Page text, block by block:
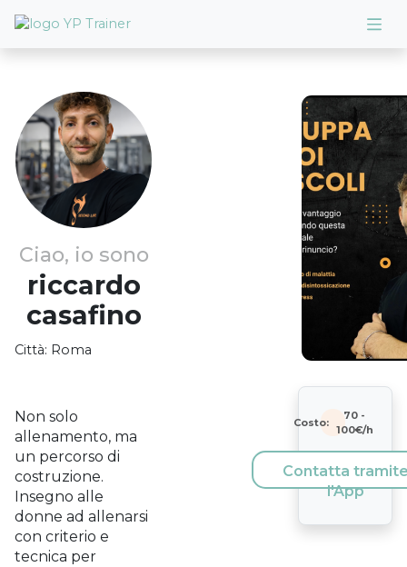
Ciao, io sono
riccardo
casafino
Città: Roma
Non solo
allenamento, ma
un percorso di
costruzione.
Insegno alle
donne ad allenarsi
con criterio e
tecnica per
Costo:
70 -
100€/h
Contatta
l'App